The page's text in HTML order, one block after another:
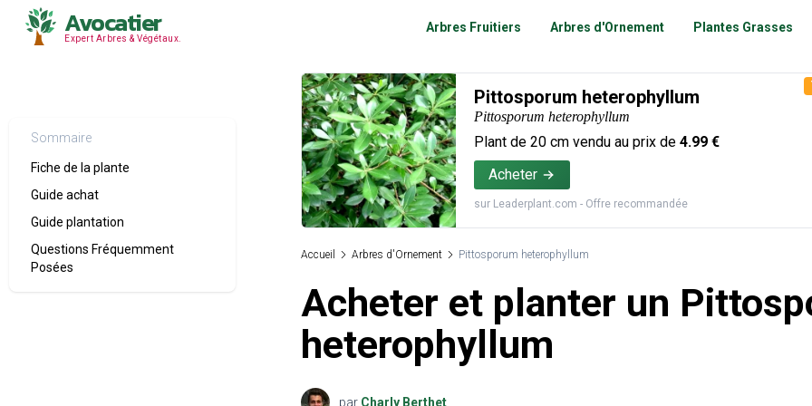
Avocatier
Expert Arbres & Végétaux.
Arbres Fruitiers Arbres d'Ornement Plantes Grasses
Sommaire
Fiche de la plante
Guide achat
Guide plantation
Questions Fréquemment
Posées
Pittosporum heterophyllum
Pittosporum heterophyllum
Plant de 20 cm vendu au prix de 4.99 €
Acheter
sur Leaderplant.com - Offre recommandée
Accueil Arbres d'Ornement Pittosporum heterophyllum
Acheter et planter un
heterophyllum
par Charly Berthet